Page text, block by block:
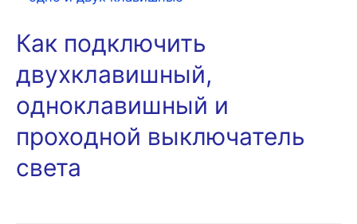
Как подключить
двухклавишный,
одноклавишный и
проходной выключатель
света